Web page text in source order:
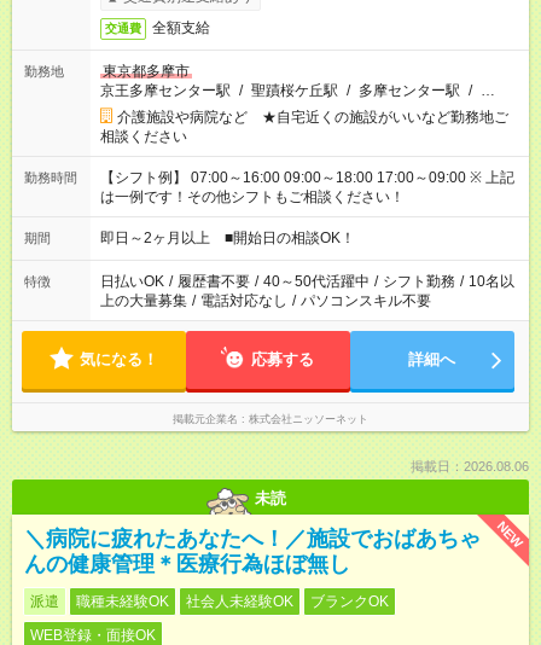
交通費 全額支給
勤務地
東京都多摩市
京王多摩センター駅 / 聖蹟桜ケ丘駅 / 多摩センター駅 / …
介護施設や病院など ★自宅近くの施設がいいなど勤務地ご
相談ください
勤務時間
【シフト例】 07:00～16:00 09:00～18:00 17:00～09:00 ※ 上記
は一例です！その他シフトもご相談ください！
期間 即日～2ヶ月以上 ■開始日の相談OK！
特徴 日払いOK / 履歴書不要 / 40～50代活躍中 / シフト勤務 / 10名以
上の大量募集 / 電話対応なし / パソコンスキル不要
気になる！ 応募する 詳細へ
掲載元企業名 株式会社ニッソーネット
掲載日：2026.08.06
未読
NEW
＼病院に疲れたあなたへ！／施設でおばあちゃ
んの健康管理＊医療行為ほぼ無し
派遣 職種未経験OK 社会人未経験OK
ブランクOK
WEB登録・面接OK